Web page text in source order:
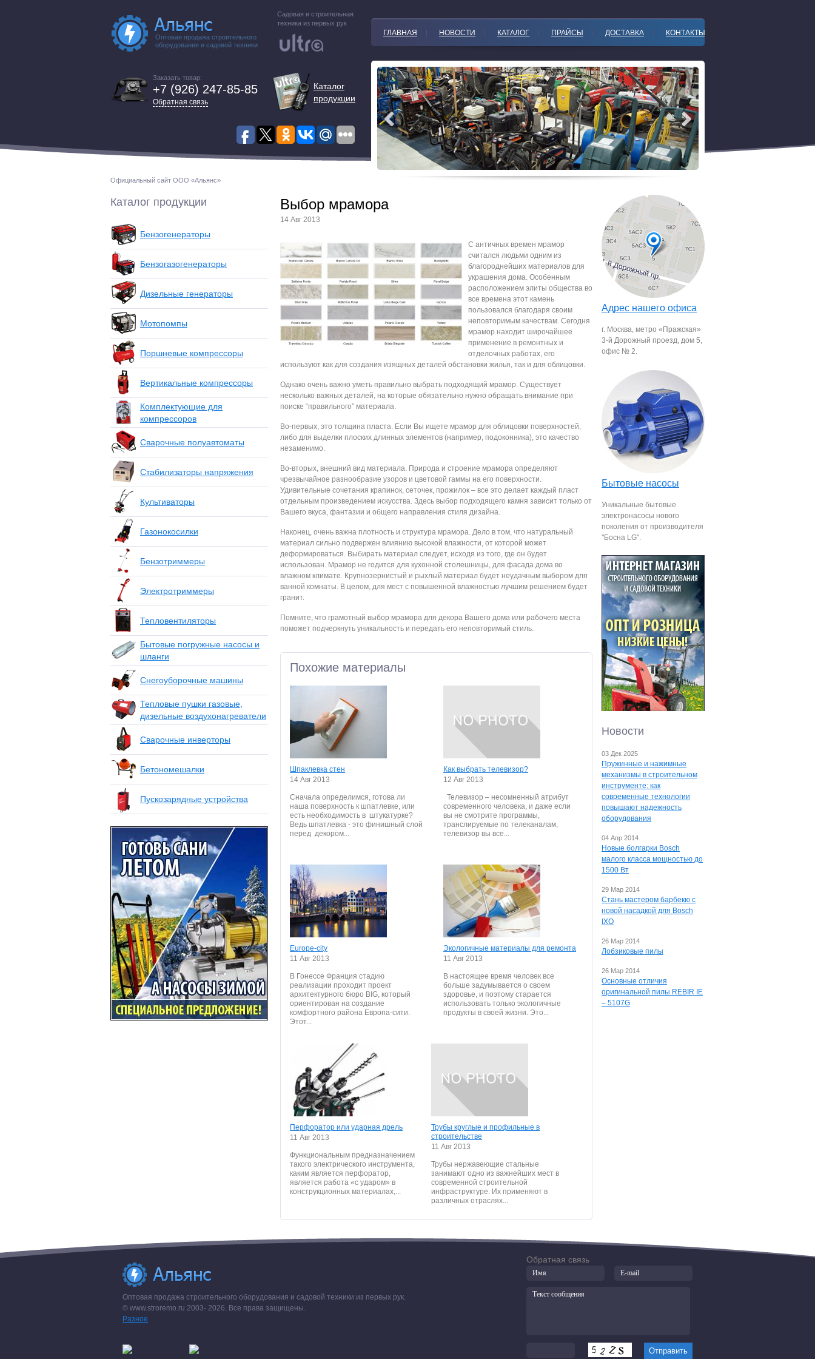
Оптовая продажа строительного
оборудования и садовой техники
Садовая и строительная
техника из первых рук
Заказать товар:
+7 (926) 247-85-85
Обратная связь
Каталог
продукции
Официальный сайт ООО «Альянс»
ГЛАВНАЯ НОВОСТИ КАТАЛОГ ПРАЙСЫ ДОСТАВКА КОНТАКТЫ
Каталог продукции
Бензогенераторы
Бензогазогенераторы
Дизельные генераторы
Мотопомпы
Поршневые компрессоры
Вертикальные компрессоры
Комплектующие для
компрессоров
Сварочные полуавтоматы
Стабилизаторы напряжения
Культиваторы
Газонокосилки
Бензотриммеры
Электротриммеры
Тепловентиляторы
Бытовые погружные насосы и
шланги
Снегоуборочные машины
Тепловые пушки газовые,
дизельные воздухонагреватели
Сварочные инверторы
Бетономешалки
Пускозарядные устройства
Выбор мрамора
14 Авг 2013
С античных времен мрамор
считался людьми одним из
благороднейших материалов для
украшения дома. Особенным
расположением элиты общества во
все времена этот камень
пользовался благодаря своим
неповторимым качествам. Сегодня
мрамор находит широчайшее
применение в ремонтных и
отделочных работах, его
используют как для создания изящных деталей обстановки жилья, так и для облицовки.
Однако очень важно уметь правильно выбрать подходящий мрамор. Существует
несколько важных деталей, на которые обязательно нужно обращать внимание при
поиске “правильного” материала.
Во-первых, это толщина пласта. Если Вы ищете мрамор для облицовки поверхностей,
либо для выделки плоских длинных элементов (например, подоконника), это качество
незаменимо.
Во-вторых, внешний вид материала. Природа и строение мрамора определяют
чрезвычайное разнообразие узоров и цветовой гаммы на его поверхности.
Удивительные сочетания крапинок, сеточек, прожилок – все это делает каждый пласт
отдельным произведением искусства. Здесь выбор подходящего камня зависит только от
Вашего вкуса, фантазии и общего направления стиля дизайна.
Наконец, очень важна плотность и структура мрамора. Дело в том, что натуральный
материал сильно подвержен влиянию высокой влажности, от которой может
деформироваться. Выбирать материал следует, исходя из того, где он будет
использован. Мрамор не годится для кухонной столешницы, для фасада дома во
влажном климате. Крупнозернистый и рыхлый материал будет неудачным выбором для
ванной комнаты. В целом, для мест с повышенной влажностью лучшим решением будет
гранит.
Помните, что грамотный выбор мрамора для декора Вашего дома или рабочего места
поможет подчеркнуть уникальность и передать его неповторимый стиль.
Похожие материалы
Шпаклевка стен
14 Авг 2013
Сначала определимся, готова ли
наша поверхность к шпатлевке, или
есть необходимость в штукатурке?
Ведь шпатлевка - это финишный слой
перед декором...
Как выбрать телевизор?
12 Авг 2013
Телевизор – несомненный атрибут
современного человека, и даже если
вы не смотрите программы,
транслируемые по телеканалам,
телевизор вы все...
Europe-city
11 Авг 2013
В Гонессе Франция стадию
реализации проходит проект
архитектурного бюро BIG, который
ориентирован на создание
комфортного района Европа-сити.
Этот...
Экологичные материалы для ремонта
11 Авг 2013
В настоящее время человек все
больше задумывается о своем
здоровье, и поэтому старается
использовать только экологичные
продукты в своей жизни. Это...
Перфоратор или ударная дрель
11 Авг 2013
Функциональным предназначением
такого электрического инструмента,
каким является перфоратор,
является работа «с ударом» в
конструкционных материалах,...
Трубы круглые и профильные в
строительстве
11 Авг 2013
Трубы нержавеющие стальные
занимают одно из важнейших мест в
современной строительной
инфраструктуре. Их применяют в
различных отраслях...
Адрес нашего офиса
г. Москва, метро «Пражская»
3-й Дорожный проезд, дом 5,
офис № 2.
Бытовые насосы
Уникальные бытовые
электронасосы нового
поколения от производителя
"Босна LG".
Новости
03 Дек 2025
Пружинные и нажимные
механизмы в строительном
инструменте: как
современные технологии
повышают надежность
оборудования
04 Апр 2014
Новые болгарки Bosch
малого класса мощностью до
1500 Вт
29 Мар 2014
Стань мастером барбекю с
новой насадкой для Bosch
IXO
26 Мар 2014
Лобзиковые пилы
26 Мар 2014
Основные отличия
оригинальной пилы REBIR IE
– 5107G
Оптовая продажа строительного оборудования и садовой техники из первых рук.
© www.stroremo.ru 2003- 2026. Все права защищены.
Разное
Обратная связь